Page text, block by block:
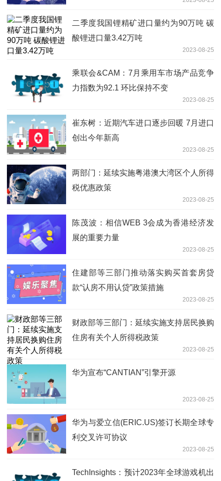
二季度我国锂精矿进口量约为90万吨 碳
酸锂进口量3.42万吨
2023-08-25
乘联会&CAM：7月乘用车市场产品竞争
力指数为92.1 环比保持不变
2023-08-25
崔东树：近期汽车进口逐步回暖 7月进口
创出今年新高
2023-08-25
两部门：延续实施粤港澳大湾区个人所得
税优惠政策
2023-08-25
陈茂波：相信WEB 3会成为香港经济发
展的重要力量
2023-08-25
住建部等三部门推动落实购买首套房贷
款“认房不用认贷”政策措施
2023-08-25
财政部等三部门：延续实施支持居民换购
住房有关个人所得税政策
2023-08-25
华为宣布“CANTIAN”引擎开源
2023-08-25
华为与爱立信(ERIC.US)签订长期全球专
利交叉许可协议
2023-08-25
TechInsights：预计2023年全球游戏机出